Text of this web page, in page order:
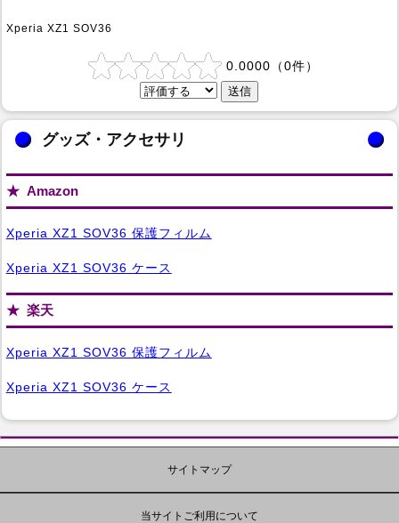
Xperia XZ1 SOV36
0.0000 （0件）
グッズ・アクセサリ
Amazon
Xperia XZ1 SOV36 保護フィルム
Xperia XZ1 SOV36 ケース
楽天
Xperia XZ1 SOV36 保護フィルム
Xperia XZ1 SOV36 ケース
サイトマップ
当サイトご利用について